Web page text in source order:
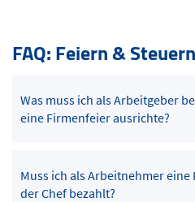
FAQ: Feiern & Steuern
Was muss ich als Arbeitgeber
eine Firmenfeier ausrichte?
Muss ich als Arbeitnehmer
der Chef bezahlt?